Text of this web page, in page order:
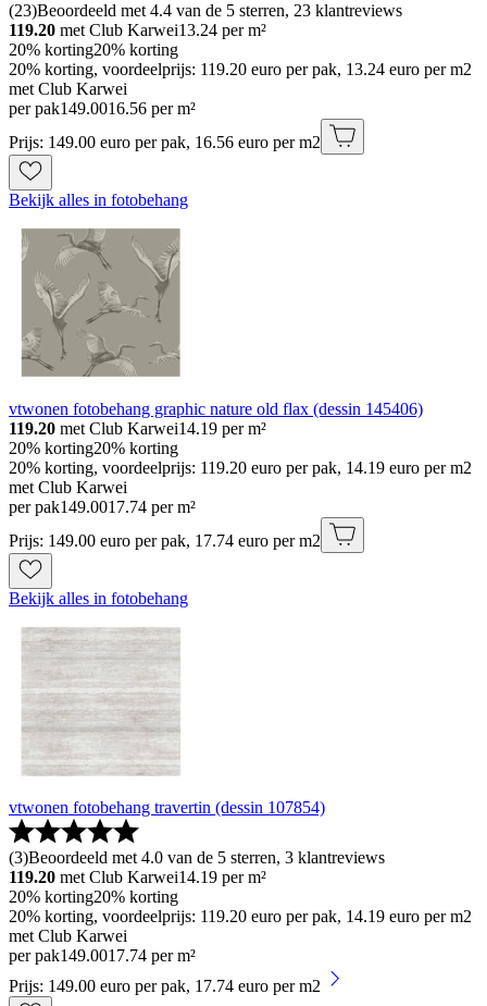
(23)Beoordeeld met 4.4 van de 5 sterren, 23 klantreviews
119.20 met Club Karwei13.24 per m²
20% korting20% korting
20% korting, voordeelprijs: 119.20 euro per pak, 13.24 euro per m2
met Club Karwei
per pak149.0016.56 per m²
Prijs: 149.00 euro per pak, 16.56 euro per m2
Bekijk alles in fotobehang
vtwonen fotobehang graphic nature old flax (dessin 145406)
119.20 met Club Karwei14.19 per m²
20% korting20% korting
20% korting, voordeelprijs: 119.20 euro per pak, 14.19 euro per m2
met Club Karwei
per pak149.0017.74 per m²
Prijs: 149.00 euro per pak, 17.74 euro per m2
Bekijk alles in fotobehang
vtwonen fotobehang travertin (dessin 107854)
(3)Beoordeeld met 4.0 van de 5 sterren, 3 klantreviews
119.20 met Club Karwei14.19 per m²
20% korting20% korting
20% korting, voordeelprijs: 119.20 euro per pak, 14.19 euro per m2
met Club Karwei
per pak149.0017.74 per m²
Prijs: 149.00 euro per pak, 17.74 euro per m2